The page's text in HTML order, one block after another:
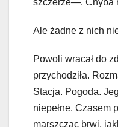
szczerze—. Chyba
Ale żadne z nich
Powoli wracał do
przychodziła.
Stacja. Pogoda.
niepełne. Czasem
marszcząc brwi,